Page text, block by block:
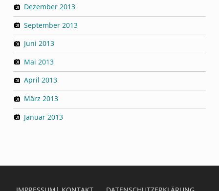
Dezember 2013
September 2013
Juni 2013
Mai 2013
April 2013
März 2013
Januar 2013